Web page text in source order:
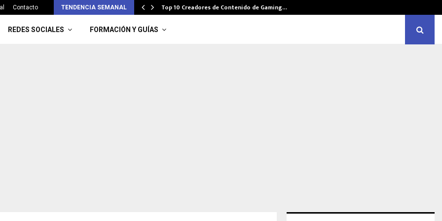
Contacto TENDENCIA SEMANAL
marcas Top 10 Creadores de Contenido de Gaming…
REDES SOCIALES FORMACIÓN Y GUÍAS